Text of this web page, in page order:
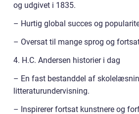
og udgivet i 1835.
– Hurtig global succes og
– Oversat til mange sprog og
4. H.C. Andersen historier i dag
– En fast bestanddel af
litteraturundervisning.
– Inspirerer fortsat kunstnere og